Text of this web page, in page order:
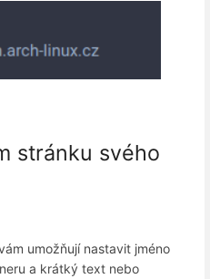
stránku svého
umožňují nastavit jméno
a krátký text nebo